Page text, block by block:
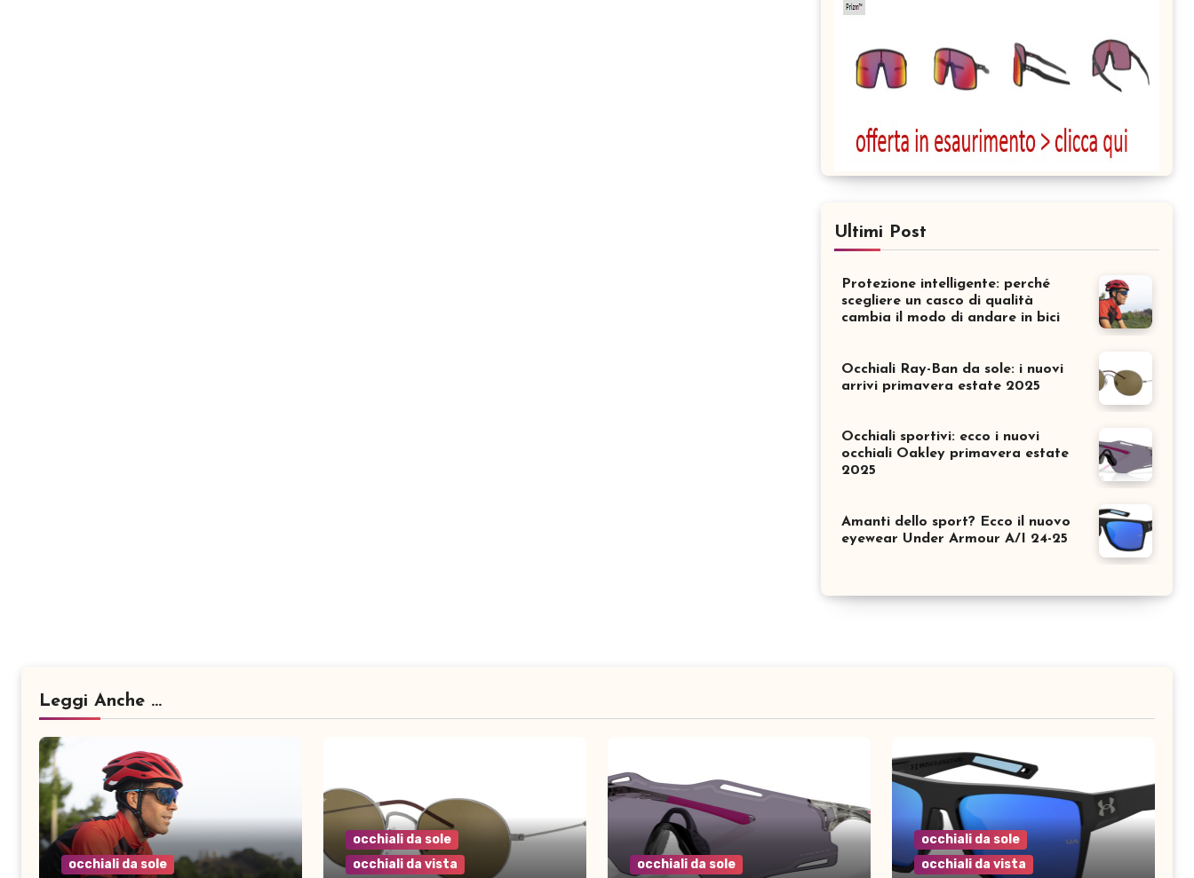
Ultimi Post
Protezione intelligente: perché
scegliere un casco di qualità
cambia il modo di andare in bici
Occhiali Ray-Ban da sole: i nuovi
arrivi primavera estate 2025
Occhiali sportivi: ecco i nuovi
occhiali Oakley primavera estate
2025
Amanti dello sport? Ecco il nuovo
eyewear Under Armour A/I 24-25
Leggi Anche ...
occhiali da sole
occhiali da sole
occhiali da vista
occhiali da sole
occhiali da sole
occhiali da vista